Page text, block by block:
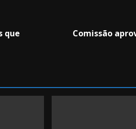
que
Comissão